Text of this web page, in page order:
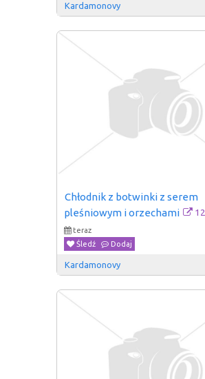
Kardamonovy
Chłodnik z botwinki z serem
pleśniowym i orzechami
12
teraz
Śledź
Dodaj
Kardamonovy